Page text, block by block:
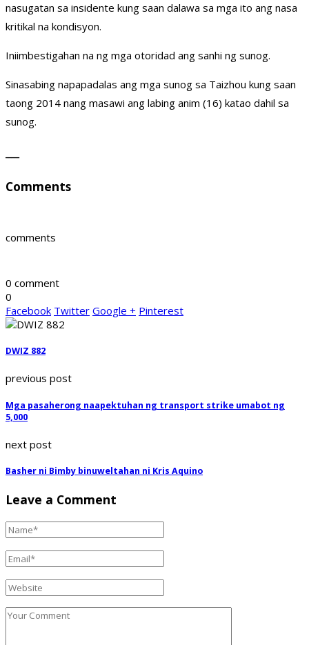
nasugatan sa insidente kung saan dalawa sa mga ito ang nasa
kritikal na kondisyon.
Iniimbestigahan na ng mga otoridad ang sanhi ng sunog.
Sinasabing napapadalas ang mga sunog sa Taizhou kung saan
taong 2014 nang masawi ang labing anim (16) katao dahil sa
sunog.
Comments
comments
0 comment
0
Facebook Twitter Google + Pinterest
DWIZ 882
previous post
Mga pasaherong naapektuhan ng transport strike umabot ng
5,000
next post
Basher ni Bimby binuweltahan ni Kris Aquino
Leave a Comment